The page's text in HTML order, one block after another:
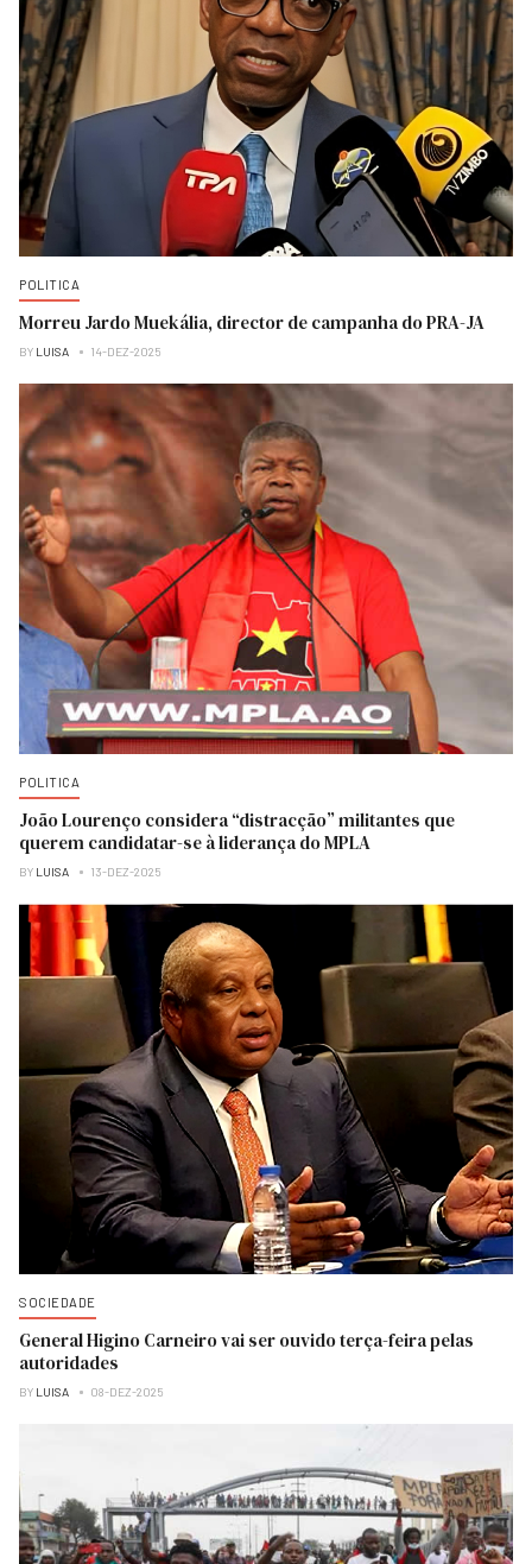
POLITICA
Morreu Jardo Muekália, director de campanha do PRA-JA
BY LUISA 14-DEZ-2025
POLITICA
João Lourenço considera “distracção” militantes que
querem candidatar-se à liderança do MPLA
BY LUISA 13-DEZ-2025
SOCIEDADE
General Higino Carneiro vai ser ouvido terça-feira pelas
autoridades
BY LUISA 08-DEZ-2025